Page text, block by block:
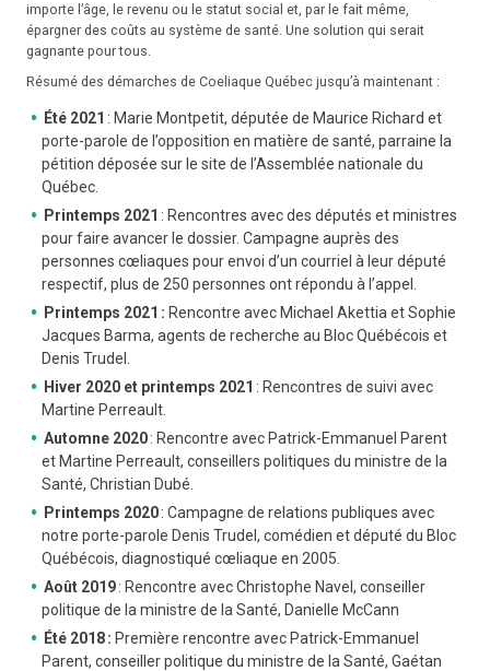
importe l’âge, le revenu ou le statut social et, par le fait même,
épargner des coûts au système de santé. Une solution qui serait
gagnante pour tous.
Résumé des démarches de Coeliaque Québec jusqu’à maintenant :
Été 2021 : Marie Montpetit, députée de Maurice Richard et
porte-parole de l’opposition en matière de santé, parraine la
pétition déposée sur le site de l’Assemblée nationale du
Québec.
Printemps 2021 : Rencontres avec des députés et ministres
pour faire avancer le dossier. Campagne auprès des
personnes cœliaques pour envoi d’un courriel à leur député
respectif, plus de 250 personnes ont répondu à l’appel.
Printemps 2021 : Rencontre avec Michael Akettia et Sophie
Jacques Barma, agents de recherche au Bloc Québécois et
Denis Trudel.
Hiver 2020 et printemps 2021 : Rencontres de suivi avec
Martine Perreault.
Automne 2020: Rencontre avec Patrick-Emmanuel Parent
et Martine Perreault, conseillers politiques du ministre de la
Santé, Christian Dubé.
Printemps 2020: Campagne de relations publiques avec
notre porte-parole Denis Trudel, comédien et député du Bloc
Québécois, diagnostiqué cœliaque en 2005.
Août 2019: Rencontre avec Christophe Navel, conseiller
politique de la ministre de la Santé, Danielle McCann
Été 2018 : Première rencontre avec Patrick-Emmanuel
Parent, conseiller politique du ministre de la Santé, Gaétan